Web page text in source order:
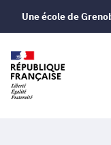
Une école de